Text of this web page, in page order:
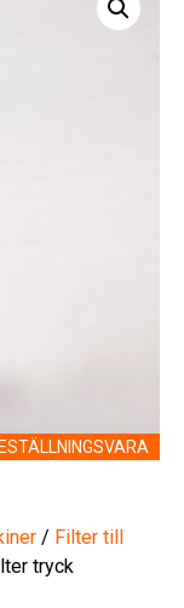
/ Filter till
tryck